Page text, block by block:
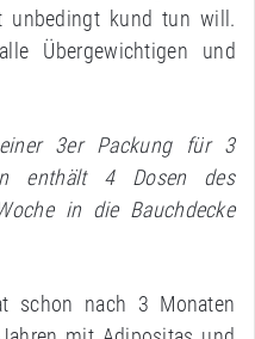
unbedingt kund tun will.
Übergewichtigen und
3er Packung für 3
enthält 4 Dosen des
in die Bauchdecke
schon nach 3 Monaten